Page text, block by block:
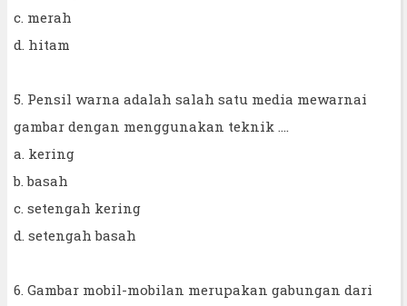
c. merah
d. hitam
5. Pensil warna adalah salah satu media mewarnai
gambar dengan menggunakan teknik ....
a. kering
b. basah
c. setengah kering
d. setengah basah
6. Gambar mobil-mobilan merupakan gabungan dari